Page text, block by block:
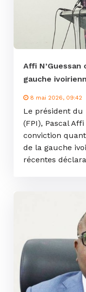
Affi
gauche
8 mai 2026, 09:42
Le président du
(FPI), Pascal
conviction
de la gauche
récentes